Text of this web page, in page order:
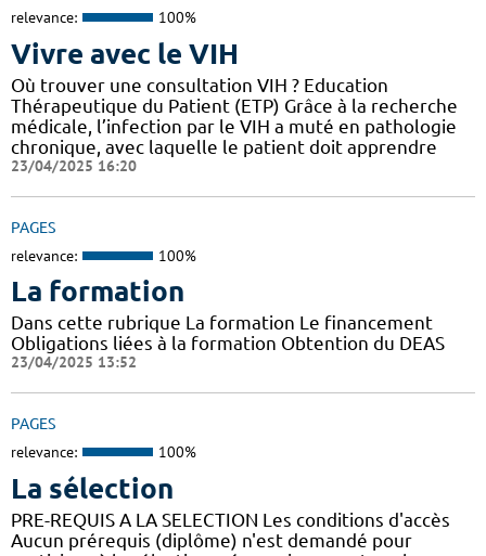
relevance: 100%
Vivre avec le VIH
Où trouver une consultation VIH ? Education
Thérapeutique du Patient (ETP) Grâce à la recherche
médicale, l’infection par le VIH a muté en pathologie
chronique, avec laquelle le patient doit apprendre
23/04/2025 16:20
PAGES
relevance: 100%
La formation
Dans cette rubrique La formation Le financement
Obligations liées à la formation Obtention du DEAS
23/04/2025 13:52
PAGES
relevance: 100%
La sélection
PRE-REQUIS A LA SELECTION Les conditions d'accès
Aucun prérequis (diplôme) n'est demandé pour